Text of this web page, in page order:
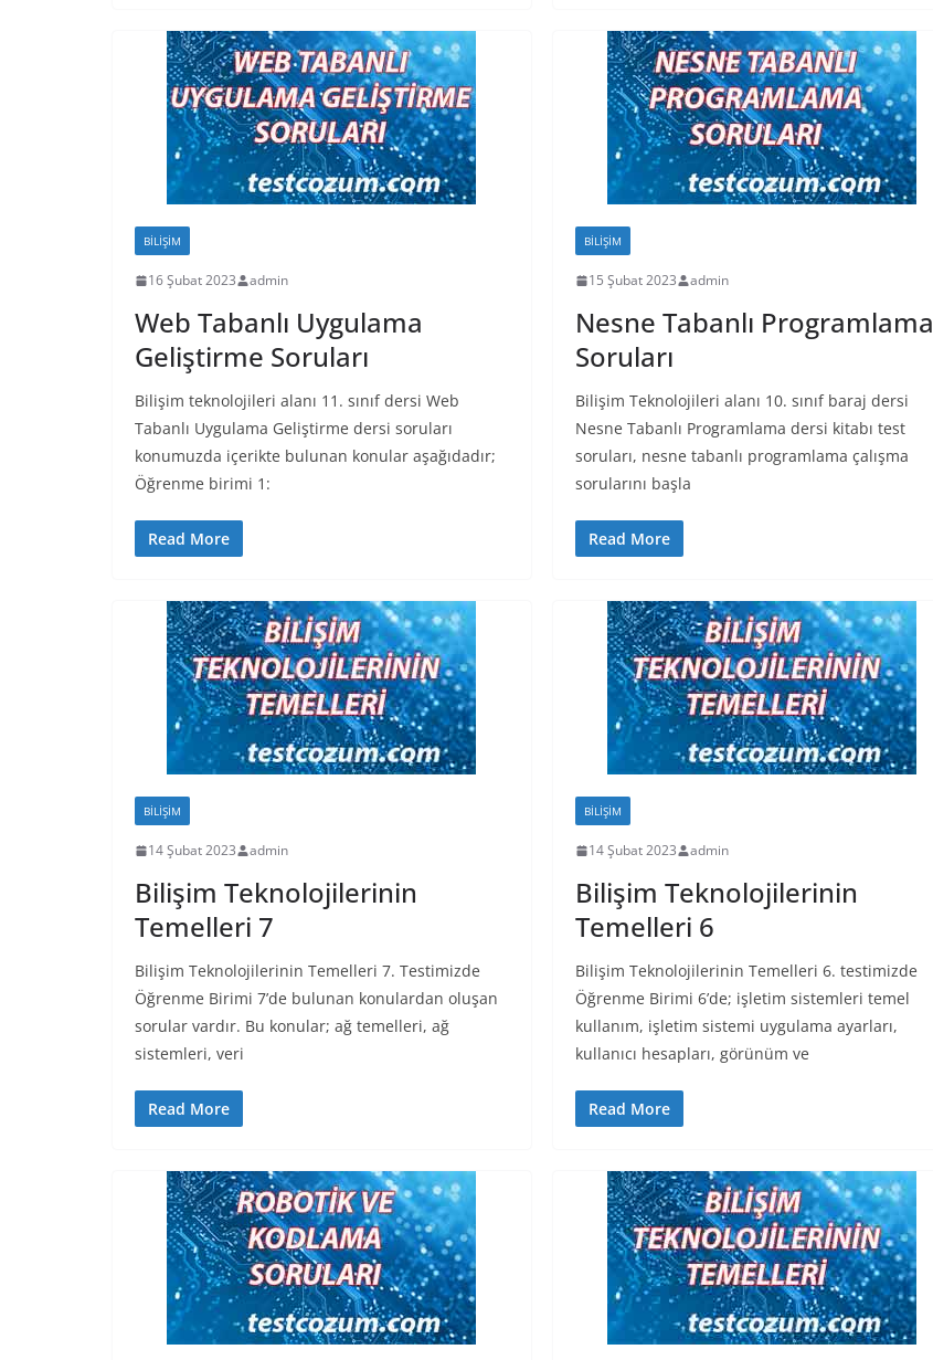
BILIŞIM
16 Şubat 2023 admin
Web Tabanlı Uygulama
Geliştirme Soruları
Bilişim teknolojileri alanı 11. sınıf dersi Web
Tabanlı Uygulama Geliştirme dersi soruları
konumuzda içerikte bulunan konular aşağıdadır;
Öğrenme birimi 1:
Read More
BILIŞIM
15 Şubat 2023 admin
Nesne Tabanlı Programlama
Soruları
Bilişim Teknolojileri alanı 10. sınıf baraj dersi
Nesne Tabanlı Programlama dersi kitabı test
soruları, nesne tabanlı programlama çalışma
sorularını başla
Read More
BILIŞIM
14 Şubat 2023 admin
Bilişim Teknolojilerinin
Temelleri 7
Bilişim Teknolojilerinin Temelleri 7. Testimizde
Öğrenme Birimi 7’de bulunan konulardan oluşan
sorular vardır. Bu konular; ağ temelleri, ağ
sistemleri, veri
Read More
BILIŞIM
14 Şubat 2023 admin
Bilişim Teknolojilerinin
Temelleri 6
Bilişim Teknolojilerinin Temelleri 6. testimizde
Öğrenme Birimi 6’de; işletim sistemleri temel
kullanım, işletim sistemi uygulama ayarları,
kullanıcı hesapları, görünüm ve
Read More